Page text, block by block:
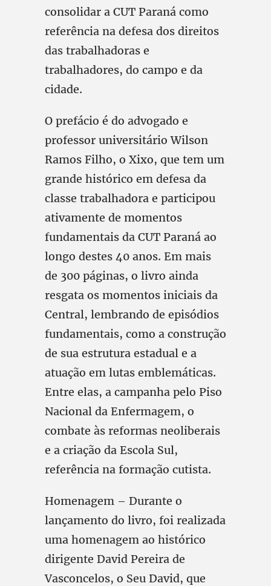
consolidar a CUT Paraná como
referência na defesa dos direitos
das trabalhadoras e
trabalhadores, do campo e da
cidade.
O prefácio é do advogado e
professor universitário Wilson
Ramos Filho, o Xixo, que tem um
grande histórico em defesa da
classe trabalhadora e participou
ativamente de momentos
fundamentais da CUT Paraná ao
longo destes 40 anos. Em mais
de 300 páginas, o livro ainda
resgata os momentos iniciais da
Central, lembrando de episódios
fundamentais, como a construção
de sua estrutura estadual e a
atuação em lutas emblemáticas.
Entre elas, a campanha pelo Piso
Nacional da Enfermagem, o
combate às reformas neoliberais
e a criação da Escola Sul,
referência na formação cutista.
Homenagem – Durante o
lançamento do livro, foi realizada
uma homenagem ao histórico
dirigente David Pereira de
Vasconcelos, o Seu David, que